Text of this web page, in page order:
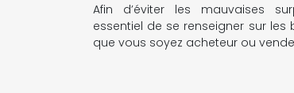
Afin d’éviter les mauvaises
essentiel de se renseigner sur les
que vous soyez acheteur ou